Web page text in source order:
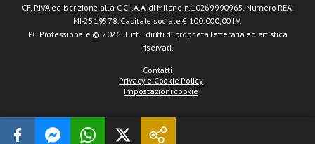
CF, P.IVA ed iscrizione alla C.C.I.A.A. di Milano n.10269990965. Numero REA:
MI-2519578. Capitale sociale € 100.000,00 I.V.
PC Professionale © 2026. Tutti i diritti di proprietà letteraria ed artistica
riservati.
Contatti
Privacy e Cookie Policy
Impostazioni cookie